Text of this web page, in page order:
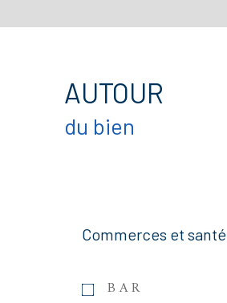
AUTOUR
du bien
Commerces et santé
BAR